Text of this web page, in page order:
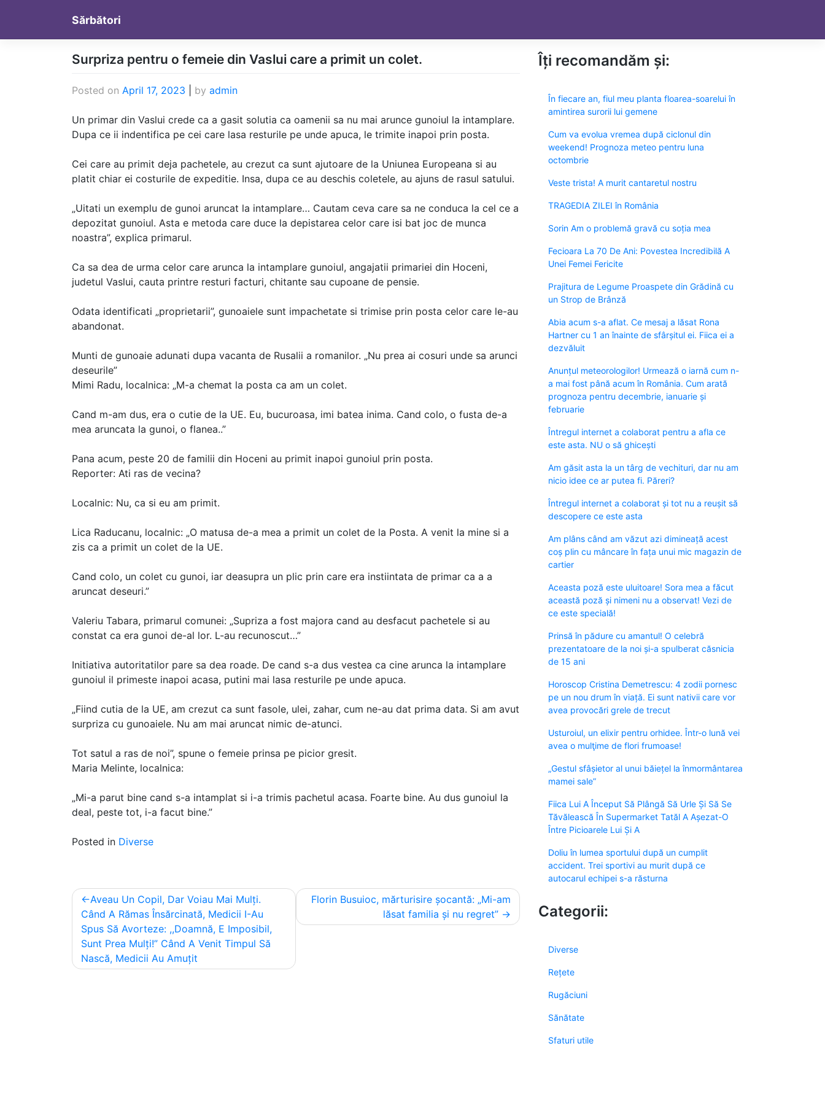
content
Sărbători
Surpriza pentru o femeie din Vaslui care a primit un colet.
Posted on April 17, 2023 by admin
Un primar din Vaslui crede ca a gasit solutia ca oamenii sa nu mai arunce gunoiul la intamplare.
Dupa ce ii indentifica pe cei care lasa resturile pe unde apuca, le trimite inapoi prin posta.
Cei care au primit deja pachetele, au crezut ca sunt ajutoare de la Uniunea Europeana si au
platit chiar ei costurile de expeditie. Insa, dupa ce au deschis coletele, au ajuns de rasul satului.
„Uitati un exemplu de gunoi aruncat la intamplare… Cautam ceva care sa ne conduca la cel ce a
depozitat gunoiul. Asta e metoda care duce la depistarea celor care isi bat joc de munca
noastra”, explica primarul.
Ca sa dea de urma celor care arunca la intamplare gunoiul, angajatii primariei din Hoceni,
judetul Vaslui, cauta printre resturi facturi, chitante sau cupoane de pensie.
Odata identificati „proprietarii”, gunoaiele sunt impachetate si trimise prin posta celor care le-au
abandonat.
Munti de gunoaie adunati dupa vacanta de Rusalii a romanilor. „Nu prea ai cosuri unde sa arunci
deseurile”
Mimi Radu, localnica: „M-a chemat la posta ca am un colet.
Cand m-am dus, era o cutie de la UE. Eu, bucuroasa, imi batea inima. Cand colo, o fusta de-a
mea aruncata la gunoi, o flanea..”
Pana acum, peste 20 de familii din Hoceni au primit inapoi gunoiul prin posta.
Reporter: Ati ras de vecina?
Localnic: Nu, ca si eu am primit.
Lica Raducanu, localnic: „O matusa de-a mea a primit un colet de la Posta. A venit la mine si a
zis ca a primit un colet de la UE.
Cand colo, un colet cu gunoi, iar deasupra un plic prin care era instiintata de primar ca a a
aruncat deseuri.”
Valeriu Tabara, primarul comunei: „Supriza a fost majora cand au desfacut pachetele si au
constat ca era gunoi de-al lor. L-au recunoscut…”
Initiativa autoritatilor pare sa dea roade. De cand s-a dus vestea ca cine arunca la intamplare
gunoiul il primeste inapoi acasa, putini mai lasa resturile pe unde apuca.
„Fiind cutia de la UE, am crezut ca sunt fasole, ulei, zahar, cum ne-au dat prima data. Si am avut
surpriza cu gunoaiele. Nu am mai aruncat nimic de-atunci.
Tot satul a ras de noi”, spune o femeie prinsa pe picior gresit.
Maria Melinte, localnica:
„Mi-a parut bine cand s-a intamplat si i-a trimis pachetul acasa. Foarte bine. Au dus gunoiul la
deal, peste tot, i-a facut bine.”
Posted in Diverse
Post
navigation
Aveau Un Copil, Dar Voiau Mai Mulți.
Când A Rămas Însărcinată, Medicii I-Au
Spus Să Avorteze: ,,Doamnă, E Imposibil,
Sunt Prea Mulți!” Când A Venit Timpul Să
Nască, Medicii Au Amuțit
Florin Busuioc, mărturisire șocantă: „Mi-am
lăsat familia și nu regret”
Îți recomandăm și:
În fiecare an, fiul meu planta floarea-soarelui în
amintirea surorii lui gemene
Cum va evolua vremea după ciclonul din
weekend! Prognoza meteo pentru luna
octombrie
Veste trista! A murit cantaretul nostru
TRAGEDIA ZILEI în România
Sorin Am o problemă gravă cu soția mea
Fecioara La 70 De Ani: Povestea Incredibilă A
Unei Femei Fericite
Prajitura de Legume Proaspete din Grădină cu
un Strop de Brânză
Abia acum s-a aflat. Ce mesaj a lăsat Rona
Hartner cu 1 an înainte de sfârșitul ei. Fiica ei a
dezvăluit
Anunțul meteorologilor! Urmează o iarnă cum n-
a mai fost până acum în România. Cum arată
prognoza pentru decembrie, ianuarie și
februarie
Întregul internet a colaborat pentru a afla ce
este asta. NU o să ghicești
Am găsit asta la un târg de vechituri, dar nu am
nicio idee ce ar putea fi. Păreri?
Întregul internet a colaborat și tot nu a reușit să
descopere ce este asta
Am plâns când am văzut azi dimineață acest
coș plin cu mâncare în fața unui mic magazin de
cartier
Aceasta poză este uluitoare! Sora mea a făcut
această poză și nimeni nu a observat! Vezi de
ce este specială!
Prinsă în pădure cu amantul! O celebră
prezentatoare de la noi și-a spulberat căsnicia
de 15 ani
Horoscop Cristina Demetrescu: 4 zodii pornesc
pe un nou drum în viață. Ei sunt nativii care vor
avea provocări grele de trecut
Usturoiul, un elixir pentru orhidee. Într-o lună vei
avea o mulţime de flori frumoase!
„Gestul sfâșietor al unui băiețel la înmormântarea
mamei sale”
Fiica Lui A Început Să Plângă Să Urle Și Să Se
Tăvălească În Supermarket Tatăl A Așezat-O
Între Picioarele Lui Și A
Doliu în lumea sportului după un cumplit
accident. Trei sportivi au murit după ce
autocarul echipei s-a răsturna
Categorii:
Diverse
Rețete
Rugăciuni
Sănătate
Sfaturi utile